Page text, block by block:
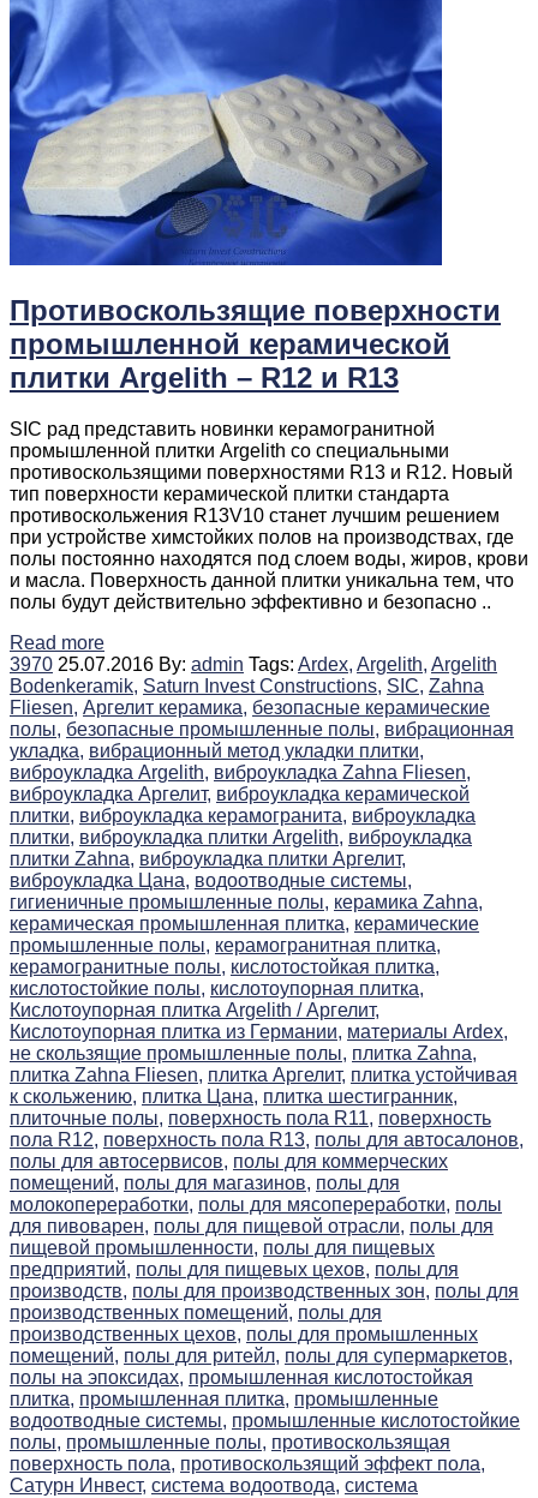
Противоскользящие поверхности
промышленной керамической
плитки Argelith – R12 и R13
SIC рад представить новинки керамогранитной
промышленной плитки Argelith со специальными
противоскользящими поверхностями R13 и R12. Новый
тип поверхности керамической плитки стандарта
противоскольжения R13V10 станет лучшим решением
при устройстве химстойких полов на производствах, где
полы постоянно находятся под слоем воды, жиров, крови
и масла. Поверхность данной плитки уникальна тем, что
полы будут действительно эффективно и безопасно ..
Read more
3970 25.07.2016 By: admin Tags: Ardex, Argelith, Argelith
Bodenkeramik, Saturn Invest Constructions, SIC, Zahna
Fliesen, Аргелит керамика, безопасные керамические
полы, безопасные промышленные полы, вибрационная
укладка, вибрационный метод укладки плитки,
виброукладка Argelith, виброукладка Zahna Fliesen,
виброукладка Аргелит, виброукладка керамической
плитки, виброукладка керамогранита, виброукладка
плитки, виброукладка плитки Argelith, виброукладка
плитки Zahna, виброукладка плитки Аргелит,
виброукладка Цана, водоотводные системы,
гигиеничные промышленные полы, керамика Zahna,
керамическая промышленная плитка, керамические
промышленные полы, керамогранитная плитка,
керамогранитные полы, кислотостойкая плитка,
кислотостойкие полы, кислотоупорная плитка,
Кислотоупорная плитка Argelith / Аргелит,
Кислотоупорная плитка из Германии, материалы Ardex,
не скользящие промышленные полы, плитка Zahna,
плитка Zahna Fliesen, плитка Аргелит, плитка устойчивая
к скольжению, плитка Цана, плитка шестигранник,
плиточные полы, поверхность пола R11, поверхность
пола R12, поверхность пола R13, полы для автосалонов,
полы для автосервисов, полы для коммерческих
помещений, полы для магазинов, полы для
молокопереработки, полы для мясопереработки, полы
для пивоварен, полы для пищевой отрасли, полы для
пищевой промышленности, полы для пищевых
предприятий, полы для пищевых цехов, полы для
производств, полы для производственных зон, полы для
производственных помещений, полы для
производственных цехов, полы для промышленных
помещений, полы для ритейл, полы для супермаркетов,
полы на эпоксидах, промышленная кислотостойкая
плитка, промышленная плитка, промышленные
водоотводные системы, промышленные кислотостойкие
полы, промышленные полы, противоскользящая
поверхность пола, противоскользящий эффект пола,
Сатурн Инвест, система водоотвода, система